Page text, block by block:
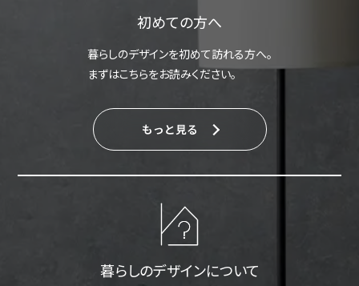
初めての方へ
暮らしのデザインを初めて訪れる方へ。
まずはこちらをお読みください。
もっと見る
暮らしのデザインについて